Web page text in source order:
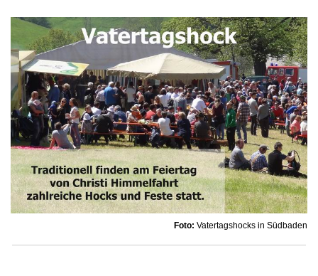
Foto: Vatertagshocks in Südbaden